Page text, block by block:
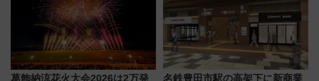
葛飾納涼花火大会2026は2万発
名鉄豊田市駅の高架下に新商業